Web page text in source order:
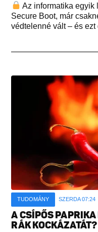
Az informatika egyik
Secure Boot, már
védtelenné vált – és
TUDOMÁNY SZERDA 07:24
A CSÍPŐS
RÁK KOCKÁZATÁT?